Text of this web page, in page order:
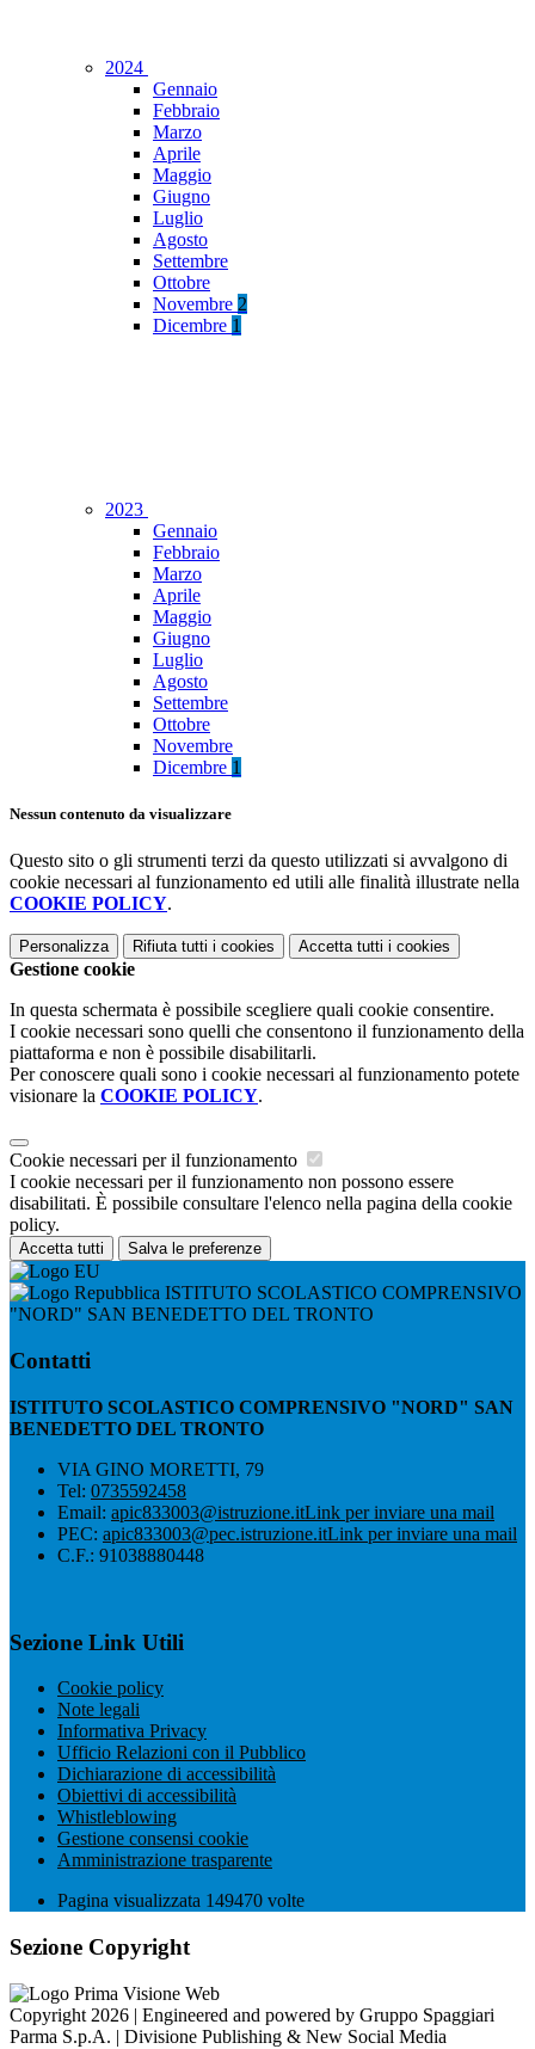
2024
Gennaio
Febbraio
Marzo
Aprile
Maggio
Giugno
Luglio
Agosto
Settembre
Ottobre
Novembre 2
Dicembre 1
2023
Gennaio
Febbraio
Marzo
Aprile
Maggio
Giugno
Luglio
Agosto
Settembre
Ottobre
Novembre
Dicembre 1
Nessun contenuto da visualizzare
Questo sito o gli strumenti terzi da questo utilizzati si avvalgono di
cookie necessari al funzionamento ed utili alle finalità illustrate nella
COOKIE POLICY.
Personalizza Rifiuta tutti i cookies Accetta tutti i cookies
Gestione cookie
In questa schermata è possibile scegliere quali cookie consentire.
I cookie necessari sono quelli che consentono il funzionamento della
piattaforma e non è possibile disabilitarli.
Per conoscere quali sono i cookie necessari al funzionamento potete
visionare la COOKIE POLICY.
Cookie necessari per il funzionamento
I cookie necessari per il funzionamento non possono essere
disabilitati. È possibile consultare l'elenco nella pagina della cookie
policy.
Accetta tutti Salva le preferenze
ISTITUTO SCOLASTICO COMPRENSIVO
"NORD" SAN BENEDETTO DEL TRONTO
Contatti
ISTITUTO SCOLASTICO COMPRENSIVO "NORD" SAN
BENEDETTO DEL TRONTO
VIA GINO MORETTI, 79
Tel: 0735592458
Email: apic833003@istruzione.itLink per inviare una mail
PEC: apic833003@pec.istruzione.itLink per inviare una mail
C.F.: 91038880448
Sezione Link Utili
Cookie policy
Note legali
Informativa Privacy
Ufficio Relazioni con il Pubblico
Dichiarazione di accessibilità
Obiettivi di accessibilità
Whistleblowing
Gestione consensi cookie
Amministrazione trasparente
Pagina visualizzata 149470 volte
Sezione Copyright
Copyright 2026 | Engineered and powered by Gruppo Spaggiari
Parma S.p.A. | Divisione Publishing & New Social Media